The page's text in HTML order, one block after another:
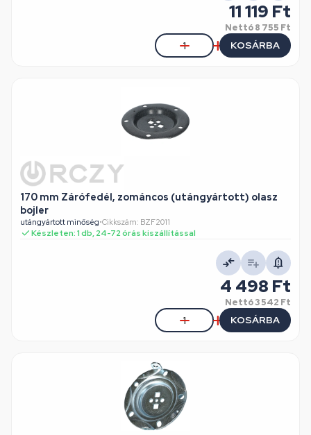
11 119 Ft
Nettó8 755 Ft
KOSÁRBA
170 mm Zárófedél, zománcos (utángyártott) olasz
bojler
utángyártott minőség•Cikkszám: BZF2011
Készleten: 1 db, 24-72 órás kiszállítással
4 498 Ft
Nettó3 542 Ft
KOSÁRBA